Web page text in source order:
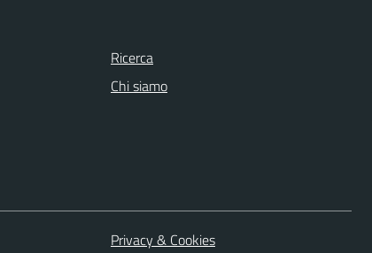
Ricerca
Chi siamo
Privacy & Cookies